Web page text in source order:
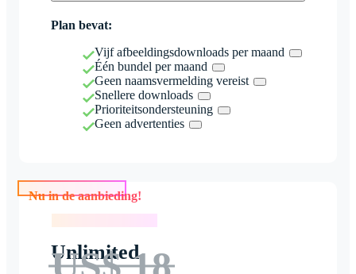
Plan bevat:
Vijf afbeeldingsdownloads per maand
Één bundel per maand
Geen naamsvermelding vereist
Snellere downloads
Prioriteitsondersteuning
Geen advertenties
Nu in de aanbieding!
Unlimited